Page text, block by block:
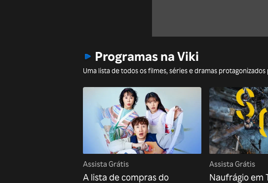
Programas na Viki
Uma lista de todos os filmes, séries e dramas
Assista Grátis
A lista de compras do
Assista Grátis
Naufrágio em